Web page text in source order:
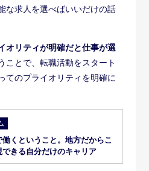
な求人を選べばいいだけの話
オリティが明確だと仕事が選
ことで、転職活動をスタート
てのプライオリティを明確に
働くということ。地方だからこ
できる自分だけのキャリア